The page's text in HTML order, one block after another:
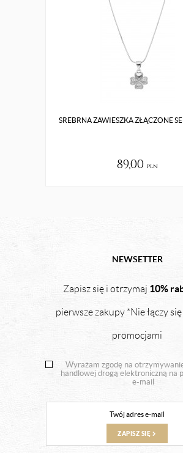
SREBRNA ZAWIESZKA ZŁĄCZONE
89,00 pln
NEWSETTER
Zapisz się i otrzymaj 10%
pierwsze zakupy *Nie łączy
promocjami
Wyrażam zgodę na
handlowej drogą elektroniczną na
e-mail
ZAPISZ SIĘ